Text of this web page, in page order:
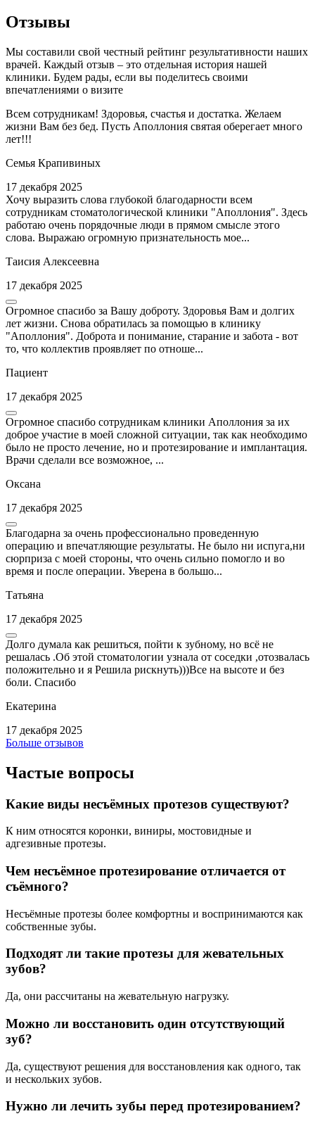
Отзывы
Мы составили свой честный рейтинг результативности наших
врачей. Каждый отзыв – это отдельная история нашей
клиники. Будем рады, если вы поделитесь своими
впечатлениями о визите
Всем сотрудникам! Здоровья, счастья и достатка. Желаем
жизни Вам без бед. Пусть Аполлония святая оберегает много
лет!!!
Семья Крапивиных
17 декабря 2025
Хочу выразить слова глубокой благодарности всем
сотрудникам стоматологической клиники "Аполлония". Здесь
работаю очень порядочные люди в прямом смысле этого
слова. Выражаю огромную признательность мое...
Таисия Алексеевна
17 декабря 2025
Огромное спасибо за Вашу доброту. Здоровья Вам и долгих
лет жизни. Снова обратилась за помощью в клинику
"Аполлония". Доброта и понимание, старание и забота - вот
то, что коллектив проявляет по отноше...
Пациент
17 декабря 2025
Огромное спасибо сотрудникам клиники Аполлония за их
доброе участие в моей сложной ситуации, так как необходимо
было не просто лечение, но и протезирование и имплантация.
Врачи сделали все возможное, ...
Оксана
17 декабря 2025
Благодарна за очень профессионально проведенную
операцию и впечатляющие результаты. Не было ни испуга,ни
сюрприза с моей стороны, что очень сильно помогло и во
время и после операции. Уверена в большо...
Татьяна
17 декабря 2025
Долго думала как решиться, пойти к зубному, но всё не
решалась .Об этой стоматологии узнала от соседки ,отозвалась
положительно и я Решила рискнуть)))Все на высоте и без
боли. Спасибо
Екатерина
17 декабря 2025
Больше отзывов
Частые вопросы
Какие виды несъёмных протезов существуют?
К ним относятся коронки, виниры, мостовидные и
адгезивные протезы.
Чем несъёмное протезирование отличается от
съёмного?
Несъёмные протезы более комфортны и воспринимаются как
собственные зубы.
Подходят ли такие протезы для жевательных
зубов?
Да, они рассчитаны на жевательную нагрузку.
Можно ли восстановить один отсутствующий
зуб?
Да, существуют решения для восстановления как одного, так
и нескольких зубов.
Нужно ли лечить зубы перед протезированием?